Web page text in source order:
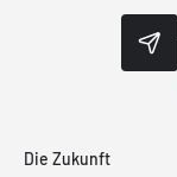
Die Zukunft